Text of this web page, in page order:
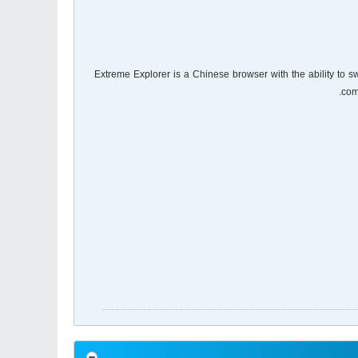
360 Extreme Explorer is a Chinese browser with the ability